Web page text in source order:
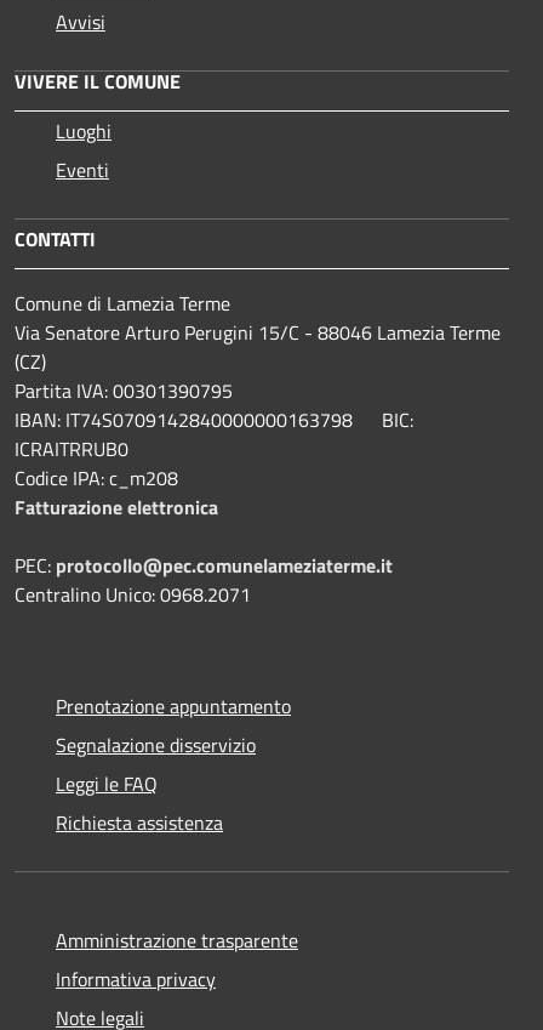
Avvisi
VIVERE IL COMUNE
Luoghi
Eventi
CONTATTI
Comune di Lamezia Terme
Via Senatore Arturo Perugini 15/C - 88046 Lamezia Terme
(CZ)
Partita IVA: 00301390795
IBAN: IT74S0709142840000000163798 BIC:
ICRAITRRUB0
Codice IPA: c_m208
Fatturazione elettronica
PEC: protocollo@pec.comunelameziaterme.it
Centralino Unico: 0968.2071
Prenotazione appuntamento
Segnalazione disservizio
Leggi le FAQ
Richiesta assistenza
Amministrazione trasparente
Informativa privacy
Note legali